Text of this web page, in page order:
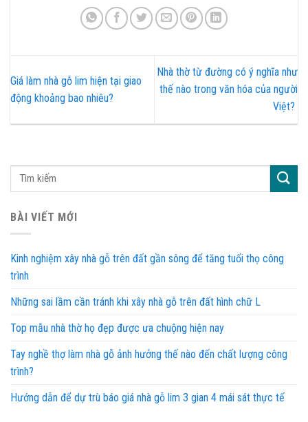
Giá làm nhà gỗ lim hiện tại giao
động khoảng bao nhiêu?
Nhà thờ từ đường có ý nghĩa như
thế nào trong văn hóa của người
Việt?
BÀI VIẾT MỚI
Kinh nghiệm xây nhà gỗ trên đất gần sông để tăng tuổi thọ công
trình
Những sai lầm cần tránh khi xây nhà gỗ trên đất hình chữ L
Top mẫu nhà thờ họ đẹp được ưa chuộng hiện nay
Tay nghề thợ làm nhà gỗ ảnh hưởng thế nào đến chất lượng công
trình?
Hướng dẫn để dự trù báo giá nhà gỗ lim 3 gian 4 mái sát thực tế